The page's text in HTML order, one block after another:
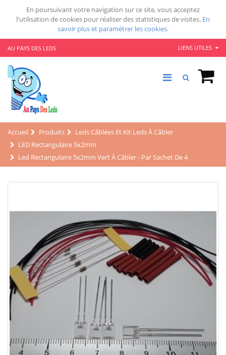
En poursuivant votre navigation sur ce site, vous acceptez
l'utilisation de cookies pour réaliser des statistiques de visites. En
savoir plus et paramétrer les cookies.
AU PAYS DES LEDS LIENS UTILES
Accueil Produits
Leds Câblées Et Kit Leds À Câbler
LED Rectangulaire 5x2mm
Led Rectangulaire 5x2mm Vert À Câbler - Par Sachet De 4